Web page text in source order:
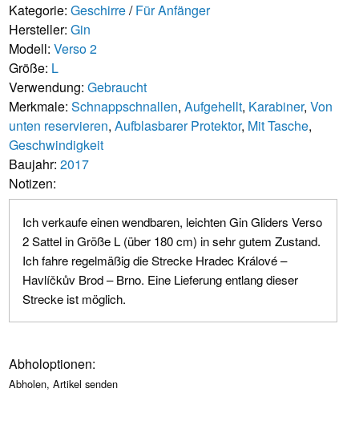
Kategorie:Geschirre/Für Anfänger
Hersteller:Gin
Modell:Verso 2
Größe: L
Verwendung:Gebraucht
Merkmale:Schnappschnallen,Aufgehellt, Karabiner,Von
unten reservieren,Aufblasbarer Protektor, Mit Tasche,
Geschwindigkeit
Baujahr:2017
Notizen:
Ich verkaufe einen wendbaren, leichten Gin Gliders Verso
2 Sattel in Größe L (über 180 cm) in sehr gutem Zustand.
Ich fahre regelmäßig die Strecke Hradec Králové –
Havlíčkův Brod – Brno. Eine Lieferung entlang dieser
Strecke ist möglich.
Abholoptionen:
Abholen, Artikel senden